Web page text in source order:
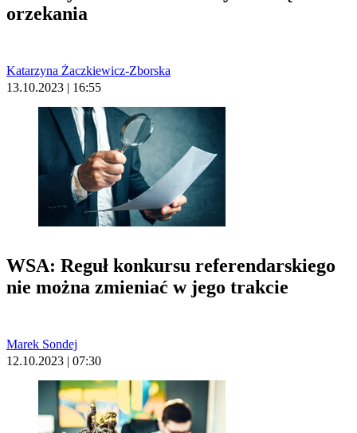
orzekania
Katarzyna Żaczkiewicz-Zborska
13.10.2023 | 16:55
WSA: Reguł konkursu referendarskiego
nie można zmieniać w jego trakcie
Marek Sondej
12.10.2023 | 07:30